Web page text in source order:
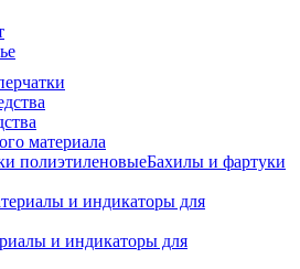
материала
Бахилы и фартуки
и индикаторы для